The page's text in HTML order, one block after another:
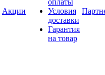
Акции
оплаты
Условия
доставки
Гарантия
на товар